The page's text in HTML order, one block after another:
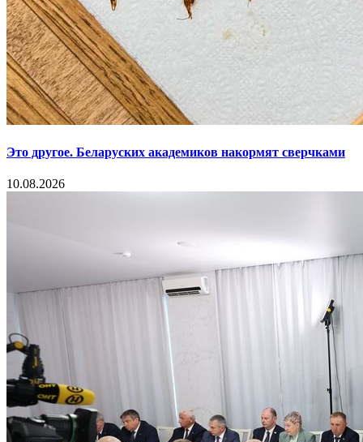
Это другое. Беларуских академиков накормят сверчками
10.08.2026